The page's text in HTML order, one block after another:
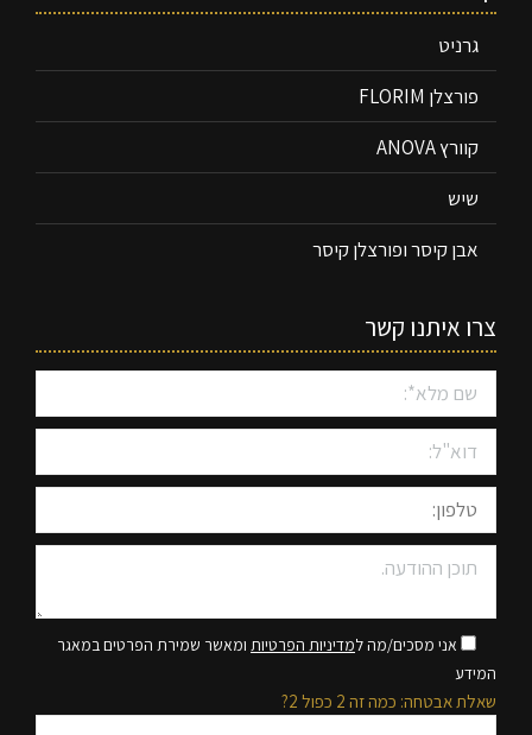
גרניט
פורצלן FLORIM
קוורץ ANOVA
שיש
אבן קיסר ופורצלן קיסר
צרו איתנו קשר
אני מסכים/מה למדיניות הפרטיות ומאשר שמירת הפרטים במאגר
המידע
שאלת אבטחה: כמה זה 2 כפול 2?